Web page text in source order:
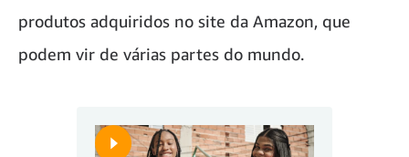
produtos adquiridos no site da Amazon, que
podem vir de várias partes do mundo.